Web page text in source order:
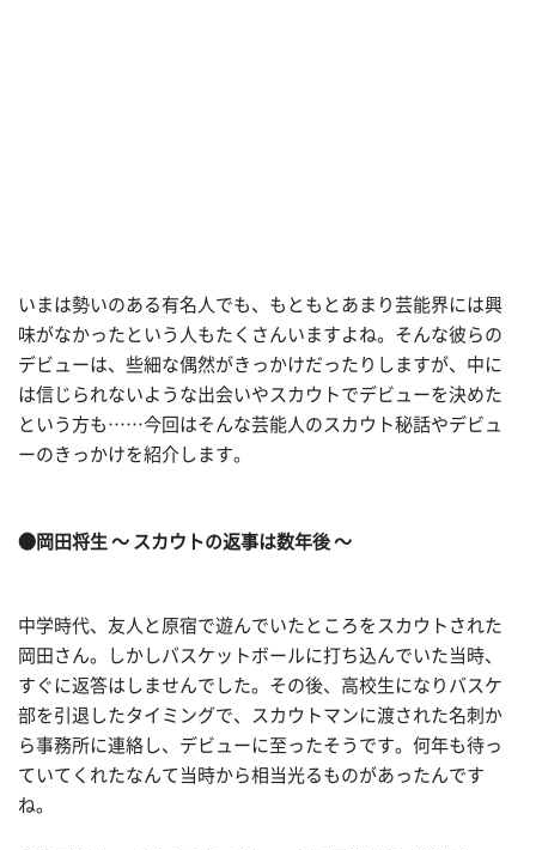
いまは勢いのある有名人でも、もともとあまり芸能界には興
味がなかったという人もたくさんいますよね。そんな彼らの
デビューは、些細な偶然がきっかけだったりしますが、中に
は信じられないような出会いやスカウトでデビューを決めた
という方も……今回はそんな芸能人のスカウト秘話やデビュ
ーのきっかけを紹介します。
●岡田将生 ～ スカウトの返事は数年後 ～
中学時代、友人と原宿で遊んでいたところをスカウトされた
岡田さん。しかしバスケットボールに打ち込んでいた当時、
すぐに返答はしませんでした。その後、高校生になりバスケ
部を引退したタイミングで、スカウトマンに渡された名刺か
ら事務所に連絡し、デビューに至ったそうです。何年も待っ
ていてくれたなんて当時から相当光るものがあったんです
ね。